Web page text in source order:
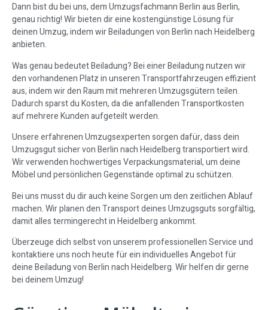
Dann bist du bei uns, dem Umzugsfachmann Berlin aus Berlin,
genau richtig! Wir bieten dir eine kostengünstige Lösung für
deinen Umzug, indem wir Beiladungen von Berlin nach Heidelberg
anbieten.
Was genau bedeutet Beiladung? Bei einer Beiladung nutzen wir
den vorhandenen Platz in unseren Transportfahrzeugen effizient
aus, indem wir den Raum mit mehreren Umzugsgütern teilen.
Dadurch sparst du Kosten, da die anfallenden Transportkosten
auf mehrere Kunden aufgeteilt werden.
Unsere erfahrenen Umzugsexperten sorgen dafür, dass dein
Umzugsgut sicher von Berlin nach Heidelberg transportiert wird.
Wir verwenden hochwertiges Verpackungsmaterial, um deine
Möbel und persönlichen Gegenstände optimal zu schützen.
Bei uns musst du dir auch keine Sorgen um den zeitlichen Ablauf
machen. Wir planen den Transport deines Umzugsguts sorgfältig,
damit alles termingerecht in Heidelberg ankommt.
Überzeuge dich selbst von unserem professionellen Service und
kontaktiere uns noch heute für ein individuelles Angebot für
deine Beiladung von Berlin nach Heidelberg. Wir helfen dir gerne
bei deinem Umzug!